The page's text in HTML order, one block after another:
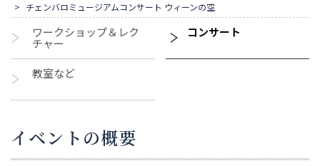
チェンバロミュージアムコンサート ウィーンの空
ワークショップ＆レク
チャー
コンサート
教室など
イベントの概要